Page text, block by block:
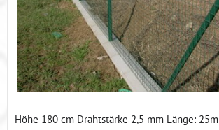
Höhe 180 cm Drahtstärke 2,5 mm Länge: 25m